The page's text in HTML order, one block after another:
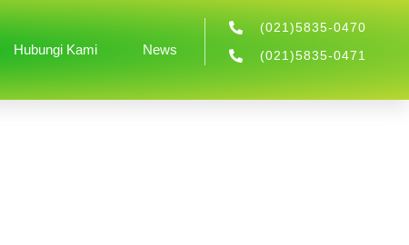
Hubungi Kami News
(021)5835-0470
(021)5835-0471